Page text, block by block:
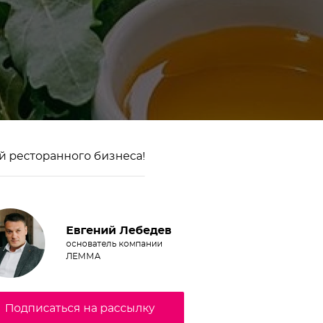
ресторанного бизнеса!
Евгений Лебедев
основатель компании
ЛЕММА
Подписаться на рассылку